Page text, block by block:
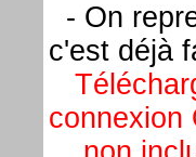
- On
c'est déjà
connexion